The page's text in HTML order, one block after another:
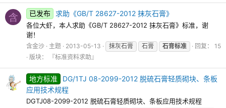
含 已发布 求助《GB/T 28627-2012 抹灰石膏》
各位大虾，本人求助《GB/T 28627-2012 抹灰石膏》标准，谢
谢！
含金沙 主题 2013-05-13 抹灰石膏 石膏 石膏标准
回复： 15
版块：
『标准资料求助』
地方标准
DG/1TJ 08-2099-2012 脱硫石膏轻质砌块、条板
应用技术规程
DGTJ08-2099-2012 脱硫石膏轻质砌块、条板应用技术规程